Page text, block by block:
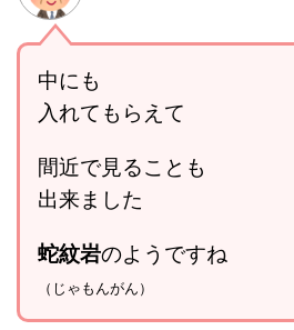
中にも
入れてもらえて
間近で見ることも
出来ました
蛇紋岩のようですね
（じゃもんがん）